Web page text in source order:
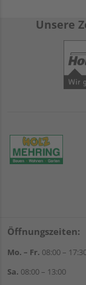
Unsere
Öffnungszeiten:
Mo. – Fr. 08:00 –
Sa. 08:00 – 13:00